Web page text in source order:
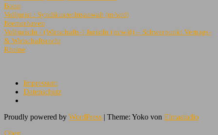
Bonn
Volljurist / Syndikusrechtsanwalt (m/w/d)
Bremerhaven
VolljuristIn / (Wirtschafts-) JuristIn (m/w/d) – Schwerpunkt Vertrags-
& Wirtschaftsrecht
Rheine
Impressum
Datenschutz
Proudly powered by WordPress | Theme: Yoko von Elmastudio
Oben